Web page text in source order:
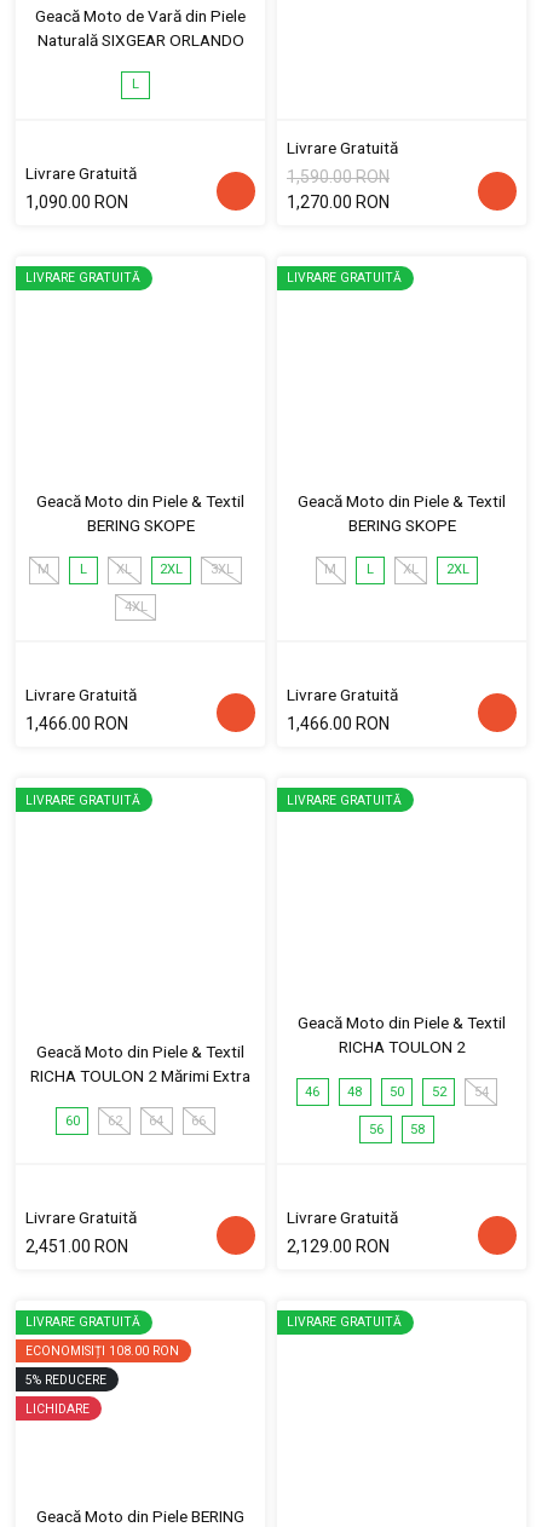
Geacă Moto de Vară din Piele
Naturală SIXGEAR ORLANDO
L
Livrare Gratuită
1,090.00 RON
Livrare Gratuită
1,590.00 RON
1,270.00 RON
LIVRARE GRATUITĂ
Geacă Moto din Piele & Textil
BERING SKOPE
M L XL 2XL 3XL
4XL
Livrare Gratuită
1,466.00 RON
LIVRARE GRATUITĂ
Geacă Moto din Piele & Textil
BERING SKOPE
M L XL 2XL
Livrare Gratuită
1,466.00 RON
LIVRARE GRATUITĂ
Geacă Moto din Piele & Textil
RICHA TOULON 2 Mărimi Extra
60 62 64 66
Livrare Gratuită
2,451.00 RON
LIVRARE GRATUITĂ
Geacă Moto din Piele & Textil
RICHA TOULON 2
46 48 50 52 54
56 58
Livrare Gratuită
2,129.00 RON
LIVRARE GRATUITĂ
ECONOMISIȚI 108.00 RON
5% REDUCERE
LICHIDARE
Geacă Moto din Piele BERING
LIVRARE GRATUITĂ